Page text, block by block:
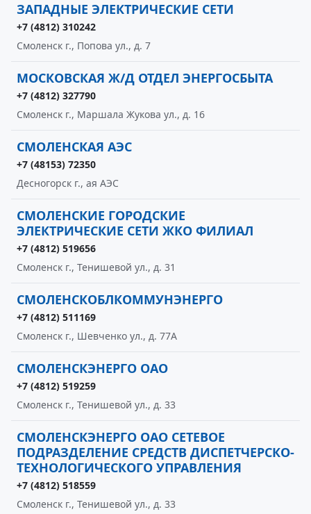
ЗАПАДНЫЕ ЭЛЕКТРИЧЕСКИЕ СЕТИ
+7 (4812) 310242
Смоленск г., Попова ул., д. 7
МОСКОВСКАЯ Ж/Д ОТДЕЛ ЭНЕРГОСБЫТА
+7 (4812) 327790
Смоленск г., Маршала Жукова ул., д. 16
СМОЛЕНСКАЯ АЭС
+7 (48153) 72350
Десногорск г., ая АЭС
СМОЛЕНСКИЕ ГОРОДСКИЕ
ЭЛЕКТРИЧЕСКИЕ СЕТИ ЖКО ФИЛИАЛ
+7 (4812) 519656
Смоленск г., Тенишевой ул., д. 31
СМОЛЕНСКОБЛКОММУНЭНЕРГО
+7 (4812) 511169
Смоленск г., Шевченко ул., д. 77А
СМОЛЕНСКЭНЕРГО ОАО
+7 (4812) 519259
Смоленск г., Тенишевой ул., д. 33
СМОЛЕНСКЭНЕРГО ОАО СЕТЕВОЕ
ПОДРАЗДЕЛЕНИЕ СРЕДСТВ ДИСПЕТЧЕРСКО-
ТЕХНОЛОГИЧЕСКОГО УПРАВЛЕНИЯ
+7 (4812) 518559
Смоленск г., Тенишевой ул., д. 33